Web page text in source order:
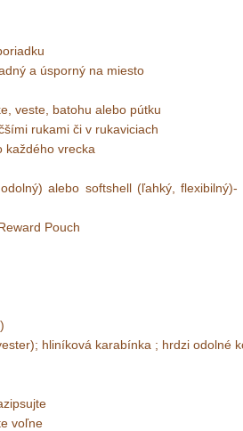
a úsporný na miesto
veste, batohu alebo pútku
rukami či v rukaviciach
každého vrecka
alebo softshell (ľahký, flexibilný)-
Pouch
hliníková karabínka ; hrdzi odolné
voľne